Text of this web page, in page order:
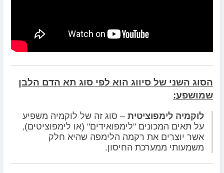
הסוג השני של סיווג הוא לפי סוג תא הדם הלבן
שמושפע:
לוקמיה לימפוציטית – סוג זה של לוקמיה משפיע
על תאים המכונים "לימפואידים" (או לימפוציטים),
אשר יוצרים את רקמה הלימפה שהיא חלק
משמעותי ממערכת החיסון.